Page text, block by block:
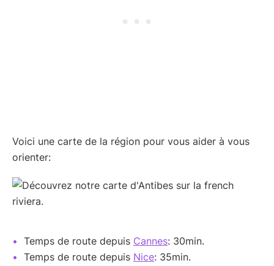
Voici une carte de la région pour vous aider à vous
orienter:
Temps de route depuis Cannes: 30min.
Temps de route depuis Nice: 35min.